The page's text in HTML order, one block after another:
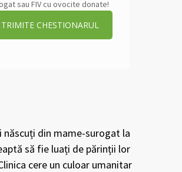
sau FIV cu ovocite donate!
TRIMITE CHESTIONARUL
născuți din mame-surogat la
să fie luați de părinții lor
cere un culoar umanitar